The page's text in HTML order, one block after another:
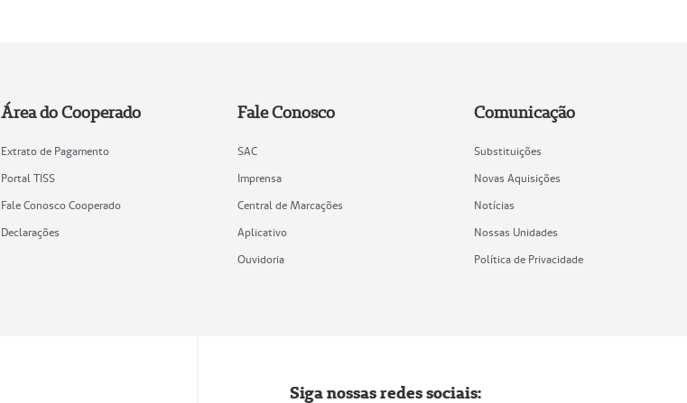
Área do Cooperado
Extrato de Pagamento
Portal TISS
Fale Conosco Cooperado
Declarações
Fale Conosco
SAC
Imprensa
Central de Marcações
Aplicativo
Ouvidoria
Comunicação
Substituições
Novas Aquisições
Notícias
Nossas Unidades
Política de Privacidade
Siga nossas redes sociais: